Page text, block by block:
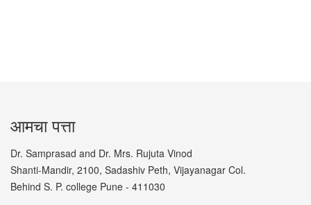
आमचा पत्ता
Dr. Samprasad and Dr. Mrs. Rujuta Vinod
Shanti-Mandir, 2100, Sadashiv Peth, Vijayanagar Col.
Behind S. P. college Pune - 411030